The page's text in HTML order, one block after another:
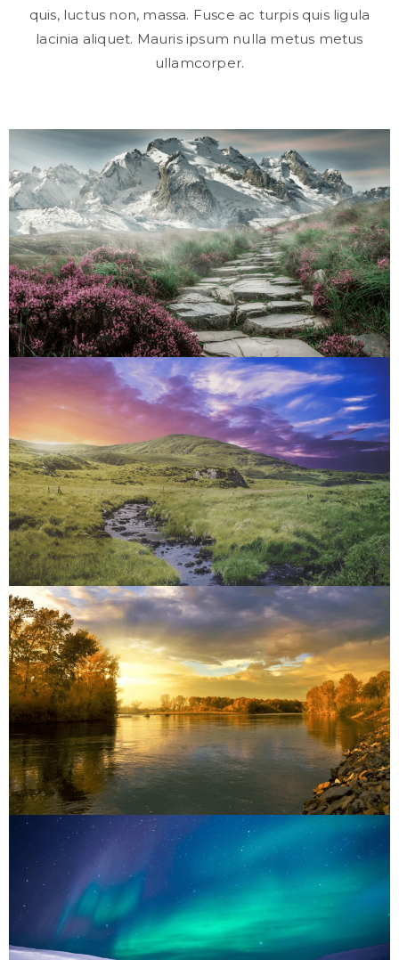
quis, luctus non, massa. Fusce ac turpis quis ligula
lacinia aliquet. Mauris ipsum nulla metus metus
ullamcorper.